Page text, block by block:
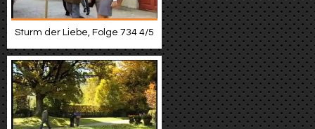
Sturm der Liebe, Folge 734 4/5